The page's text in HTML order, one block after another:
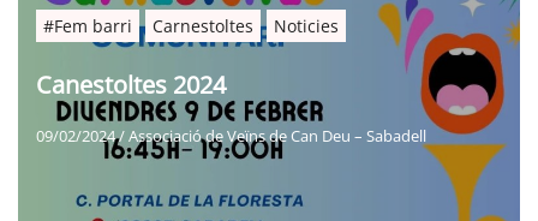
#Fem barri Carnestoltes Noticies
Canestoltes 2024
09/02/2024/Associació de Veïns de Can Deu – Sabadell